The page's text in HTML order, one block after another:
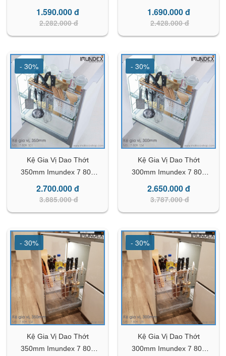
138
1.590.000 đ
2.282.000 đ
137
1.690.000 đ
2.428.000 đ
- 30%
Kệ Gia Vị Dao Thớt
350mm Imundex 7 809
101
2.700.000 đ
3.885.000 đ
- 30%
Kệ Gia Vị Dao Thớt
300mm Imundex 7 809
134
2.650.000 đ
3.787.000 đ
- 30%
Kệ Gia Vị Dao Thớt
350mm Imundex 7 809
- 30%
Kệ Gia Vị Dao Thớt
300mm Imundex 7 809